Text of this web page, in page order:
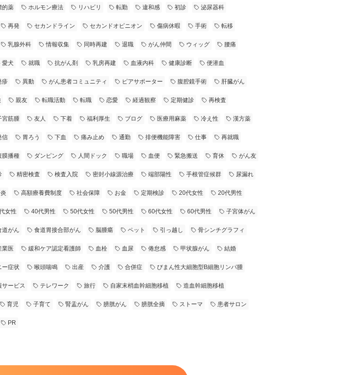
的薬 ホルモン療法 リハビリ 転勤 違和感 初診 泌尿器科
再発 セカンドライン セカンドオピニオン 傷病休暇 手術 転移
乳腺外科 情報収集 同時再建 退職 がん仲間 ウィッグ 腰痛
愛犬 就職 抗がん剤 乳房再建 血液内科 健康診断 便潜血
疹 異動 がん患者コミュニティ ピアサポーター 腹腔鏡手術 肝臓がん
親友 転職活動 転職 恋愛 経過観察 定期健診 再検査
宮筋腫 友人 下着 福利厚生 ブログ 医療用麻薬 冷え性 漢方薬
信 胃ろう 下血 痛み止め 通勤 排便機能障害 仕事 再就職
膜播種 ダンピング 人間ドック 職場 血便 緊急搬送 育休 がん友
精密検査 検査入院 密封小線源治療 端部陽性 手根管症候群 尿漏れ
高額療養費制度 社会保障 お金 定期検診 20代女性 20代男性
女性 40代男性 50代女性 50代男性 60代女性 60代男性 子宮体がん
道がん 食道胃接合部がん 脳腫瘍 ペット 引っ越し 骨シンチグラフィ
業医 緩和ケア認定看護師 血栓 血尿 倦怠感 甲状腺がん 結婚
ー症状 喉頭喘鳴 出産 介護 合併症 びまん性大細胞型B細胞リンパ腫
サービス テレワーク 旅行 自家末梢血幹細胞移植 造血幹細胞移植
育児 子育て 腎盂がん 膀胱がん 膀胱全摘 ストーマ 患者サロン
PR